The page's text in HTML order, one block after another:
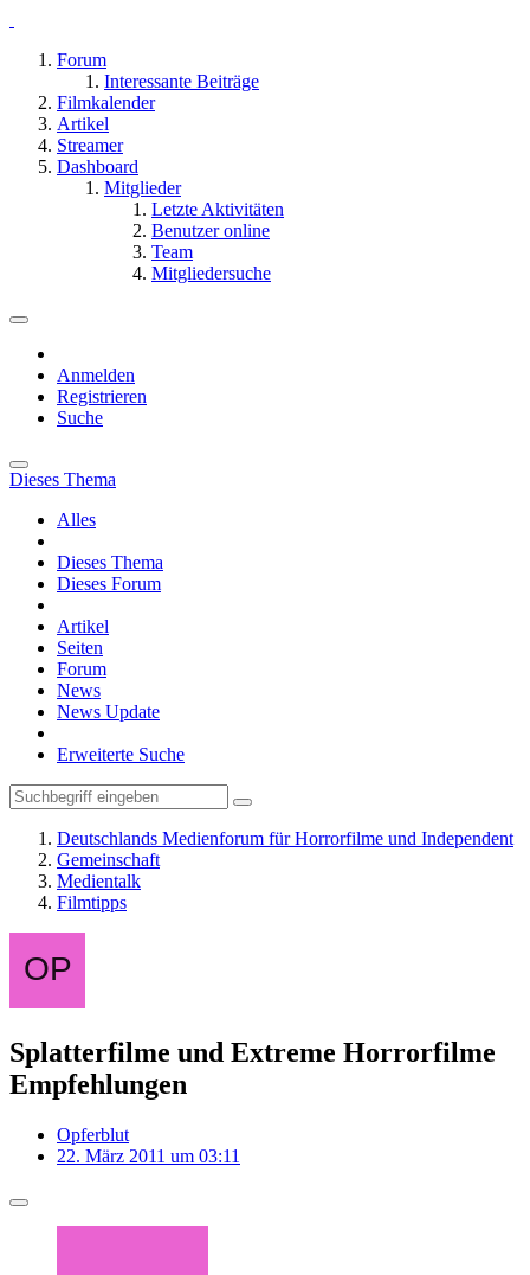
Forum
Interessante Beiträge
Filmkalender
Artikel
Streamer
Dashboard
Mitglieder
Letzte Aktivitäten
Benutzer online
Team
Mitgliedersuche
Anmelden
Registrieren
Suche
Dieses Thema
Alles
Dieses Thema
Dieses Forum
Artikel
Seiten
Forum
News
News Update
Erweiterte Suche
Deutschlands Medienforum für Horrorfilme und Independent
Gemeinschaft
Medientalk
Filmtipps
Splatterfilme und Extreme Horrorfilme
Empfehlungen
Opferblut
22. März 2011 um 03:11